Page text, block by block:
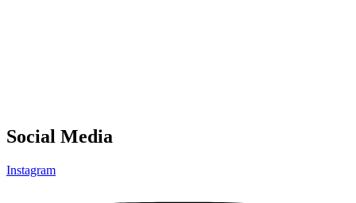
Social Media
Instagram